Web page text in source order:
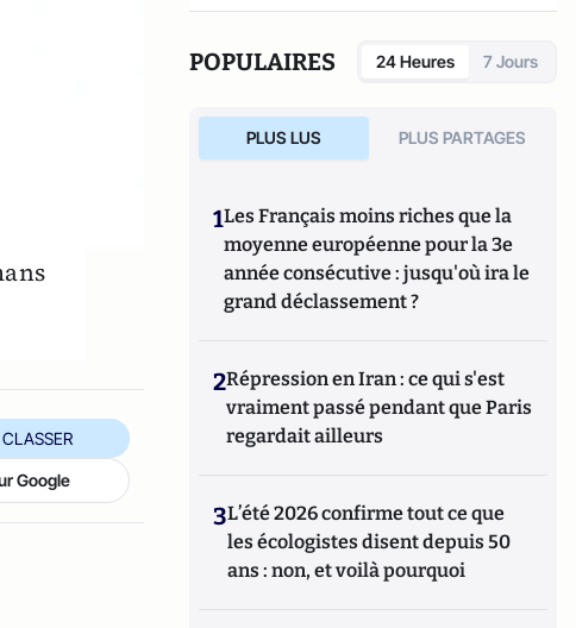
CLASSER
Google
POPULAIRES 24 Heures 7 Jours
PLUS LUS PLUS PARTAGES
1Les Français moins riches que la
moyenne européenne pour la 3e
année consécutive : jusqu'où ira le
grand déclassement ?
2Répression en Iran : ce qui s'est
vraiment passé pendant que Paris
regardait ailleurs
3L’été 2026 confirme tout ce que
les écologistes disent depuis 50
ans : non, et voilà pourquoi